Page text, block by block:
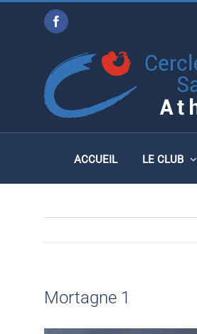
Facebook
ACCUEIL LE CLUB
MORTAGNE 1
Mortagne 1